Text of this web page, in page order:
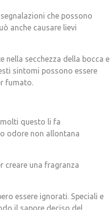
che possono
anche causare lievi
nella secchezza della bocca e
sintomi possono essere
fumato.
questo li fa
odore non allontana
creare una fragranza
essere ignorati. Speciali e
il sapore deciso del